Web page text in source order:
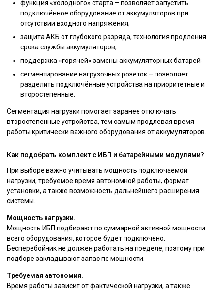
функция «холодного» старта – позволяет запустить
подключённое оборудование от аккумуляторов при
отсутствии входного напряжения;
защита АКБ от глубокого разряда, технология продления
срока службы аккумуляторов;
поддержка «горячей» замены аккумуляторных батарей;
сегментирование нагрузочных розеток – позволяет
разделить подключённые устройства на приоритетные и
второстепенные.
Сегментация нагрузки помогает заранее отключать
второстепенные устройства, тем самым продлевая время
работы критически важного оборудования от аккумуляторов.
Как подобрать комплект с ИБП и батарейными модулями?
При выборе важно учитывать мощность подключаемой
нагрузки, требуемое время автономной работы, формат
установки, а также возможность дальнейшего расширения
системы.
Мощность нагрузки.
Мощность ИБП подбирают по суммарной активной мощности
всего оборудования, которое будет подключено.
Бесперебойник не должен работать на пределе, поэтому при
подборе закладывают запас по мощности.
Требуемая автономия.
Время работы зависит от фактической нагрузки, а также